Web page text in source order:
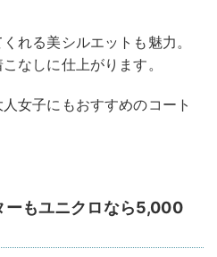
れる美シルエットも魅力。
なしに仕上がります。
女子にもおすすめのコート
ーもユニクロなら5,000